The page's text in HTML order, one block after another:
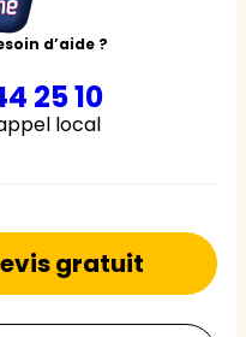
d’aide ?
25 10
local
gratuit